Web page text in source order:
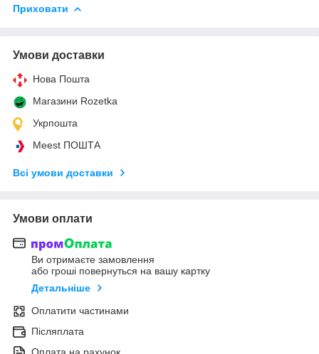
Приховати
Умови доставки
Нова Пошта
Магазини Rozetka
Укрпошта
Meest ПОШТА
Всі умови доставки
Умови оплати
Ви отримаєте замовлення
або гроші повернуться на вашу картку
Детальніше
Оплатити частинами
Післяплата